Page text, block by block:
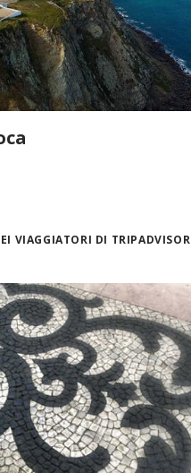
VIAGGIATORI DI TRIPADVISOR